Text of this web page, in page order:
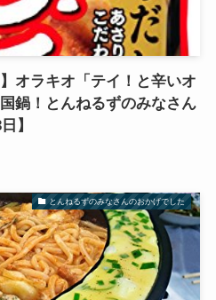
オラキオ「テイ！と辛いオ
鍋！とんねるずのみなさん
】
とんねるずのみなさんのおかげでした